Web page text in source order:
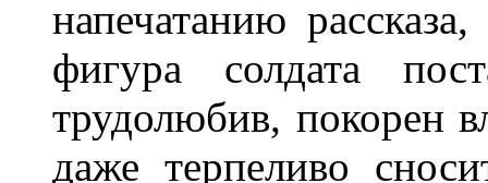
напечатанию
фигура солдата
трудолюбив, покорен
даже терпеливо